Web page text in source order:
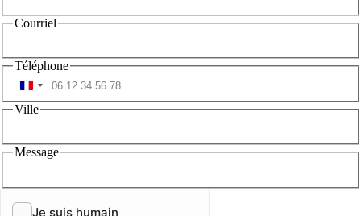
Courriel
Téléphone
Ville
Message